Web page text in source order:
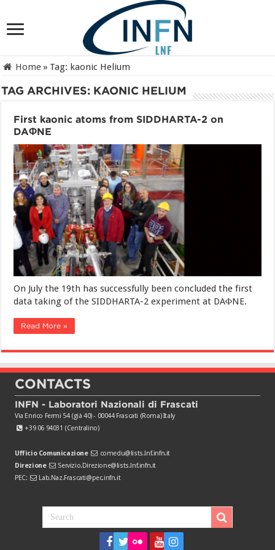
Home » Tag: kaonic Helium
TAG ARCHIVES: KAONIC HELIUM
First kaonic atoms from SIDDHARTA-2 on
DAΦNE
On July the 19th has successfully been concluded the first
data taking of the SIDDHARTA-2 experiment at DAΦNE.
Read More »
CONTACTS
INFN - Laboratori Nazionali di Frascati
Via Enrico Fermi 54 (già 40) - 00044 Frascati (Roma) Italy
+39 06 94031 (Centralino)
Ufficio Comunicazione
comedu@lists.lnf.infn.it
Direzione
Servizio.Direzione@lists.lnf.infn.it
PEC:
Lab.Naz.Frascati@pec.infn.it